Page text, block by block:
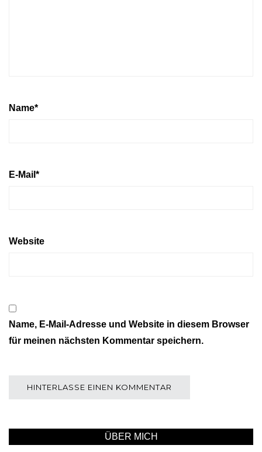
Name*
E-Mail *
Website
Name, E-Mail-Adresse und Website in diesem Browser
für meinen nächsten Kommentar speichern.
ÜBER MICH